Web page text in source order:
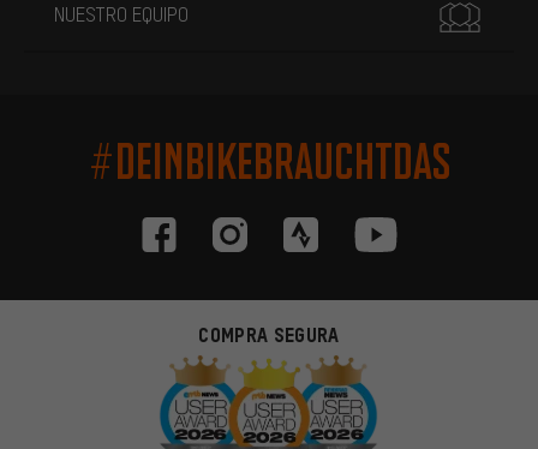
NUESTRO EQUIPO
#DEINBIKEBRAUCHTDAS
COMPRA SEGURA